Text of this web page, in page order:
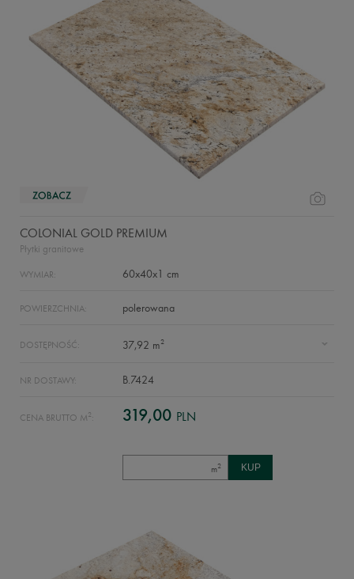
COLONIAL GOLD PREMIUM
Płytki granitowe
WYMIAR: 60x40x1 cm
POWIERZCHNIA: polerowana
DOSTĘPNOŚĆ: 37,92 m2
NR DOSTAWY: B.7424
CENA BRUTTO M 2 : 319,00 PLN
m2